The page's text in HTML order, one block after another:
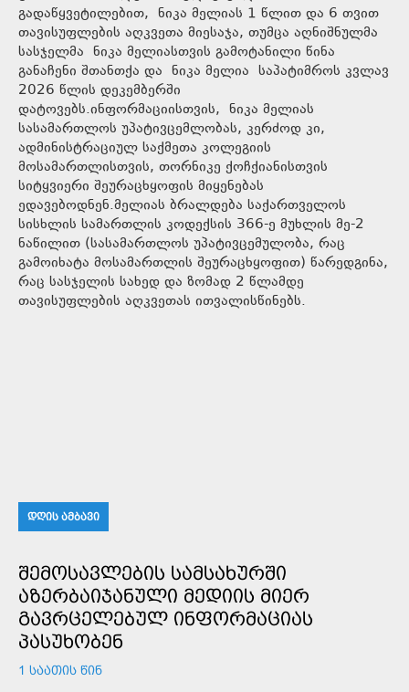
გადაწყვეტილებით, ნიკა მელიას 1 წლით და 6 თვით
თავისუფლების აღკვეთა მიესაჯა, თუმცა აღნიშნულმა
სასჯელმა ნიკა მელიასთვის გამოტანილი წინა
განაჩენი შთანთქა და ნიკა მელია საპატიმროს კვლავ
2026 წლის დეკემბერში
დატოვებს.ინფორმაციისთვის, ნიკა მელიას
სასამართლოს უპატივცემლობას, კერძოდ კი,
ადმინისტრაციულ საქმეთა კოლეგიის
მოსამართლისთვის, თორნიკე ქოჩქიანისთვის
სიტყვიერი შეურაცხყოფის მიყენებას
ედავებოდნენ.მელიას ბრალდება საქართველოს
სისხლის სამართლის კოდექსის 366-ე მუხლის მე-2
ნაწილით (სასამართლოს უპატივცემულობა, რაც
გამოიხატა მოსამართლის შეურაცხყოფით) წარედგინა,
რაც სასჯელის სახედ და ზომად 2 წლამდე
თავისუფლების აღკვეთას ითვალისწინებს.
ᲓᲦᲘᲡ ᲐᲛᲑᲐᲕᲘ
ᲨᲔᲛᲝᲡᲐᲕᲚᲔᲑᲘᲡ ᲡᲐᲛᲡᲐᲮᲣᲠᲨᲘ
ᲐᲖᲔᲠᲑᲐᲘᲯᲐᲜᲣᲚᲘ ᲛᲔᲓᲘᲘᲡ ᲛᲘᲔᲠ
ᲒᲐᲕᲠᲪᲔᲚᲔᲑᲣᲚ ᲘᲜᲤᲝᲠᲛᲐᲪᲘᲐᲡ
ᲞᲐᲡᲣᲮᲝᲑᲔᲜ
1 ᲡᲐᲐᲗᲘᲡ ᲬᲘᲜ